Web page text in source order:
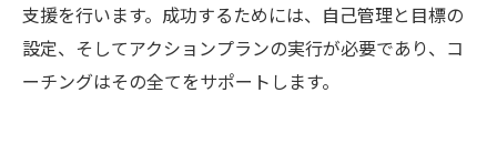
支援を行います。成功するためには、自己管理と目標の
設定、そしてアクションプランの実行が必要であり、コ
ーチングはその全てをサポートします。